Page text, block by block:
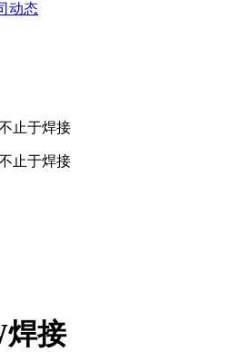
动态
止于焊接
止于焊接
焊接